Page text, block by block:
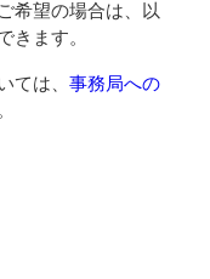
希望の場合は、以
きます。
ては、 事務局への